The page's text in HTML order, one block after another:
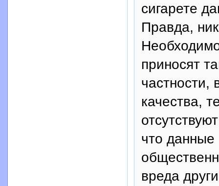
сигарете
Правда,
приносят
частности,
качества,
что данные
вреда